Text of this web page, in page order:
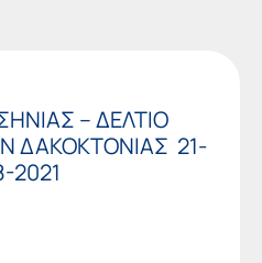
– ΔΕΛΤΙΟ
ΔΑΚΟΚΤΟΝΙΑΣ 21-
2021